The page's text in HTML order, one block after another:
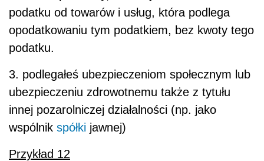
podatku od towarów i usług, która podlega
opodatkowaniu tym podatkiem, bez kwoty tego
podatku.
3. podlegałeś ubezpieczeniom społecznym lub
ubezpieczeniu zdrowotnemu także z tytułu
innej pozarolniczej działalności (np. jako
wspólnik spółki jawnej)
Przykład 12